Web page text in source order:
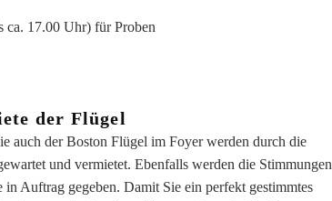
ca. 17.00 Uhr) für Proben
der Flügel
auch der Boston Flügel im Foyer werden durch die
und vermietet. Ebenfalls werden die Stimmungen
in Auftrag gegeben. Damit Sie ein perfekt gestimmtes